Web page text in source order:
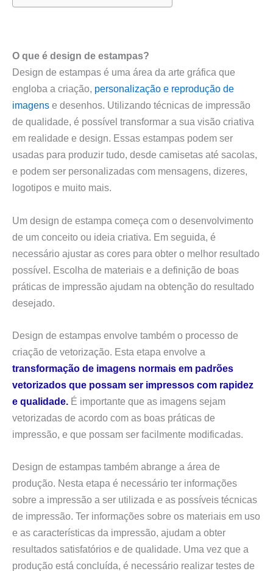
O que é design de estampas?
Design de estampas é uma área da arte gráfica que
engloba a criação, personalização e reprodução de
imagens e desenhos. Utilizando técnicas de impressão
de qualidade, é possível transformar a sua visão criativa
em realidade e design. Essas estampas podem ser
usadas para produzir tudo, desde camisetas até sacolas,
e podem ser personalizadas com mensagens, dizeres,
logotipos e muito mais.
Um design de estampa começa com o desenvolvimento
de um conceito ou ideia criativa. Em seguida, é
necessário ajustar as cores para obter o melhor resultado
possível. Escolha de materiais e a definição de boas
práticas de impressão ajudam na obtenção do resultado
desejado.
Design de estampas envolve também o processo de
criação de vetorização. Esta etapa envolve a
transformação de imagens normais em padrões
vetorizados que possam ser impressos com rapidez
e qualidade. É importante que as imagens sejam
vetorizadas de acordo com as boas práticas de
impressão, e que possam ser facilmente modificadas.
Design de estampas também abrange a área de
produção. Nesta etapa é necessário ter informações
sobre a impressão a ser utilizada e as possíveis técnicas
de impressão. Ter informações sobre os materiais em uso
e as características da impressão, ajudam a obter
resultados satisfatórios e de qualidade. Uma vez que a
produção está concluída, é necessário realizar testes de